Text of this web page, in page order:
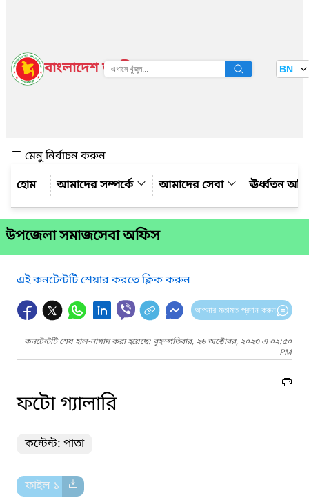
বাংলাদেশ জাতীয় তথ্য বাতায়ন BN
মেনু নির্বাচন করুন
আমাদের সম্পর্কে
আমাদের সেবা ঊর্ধ্বতন
উপজেলা সমাজসেবা অফিস
এই কনটেন্টটি শেয়ার করতে ক্লিক করুন
আপনার মতামত প্রদান করুন
কনটেন্টটি শেষ হাল-নাগাদ করা হয়েছে: বৃহস্পতিবার, ২৬ অক্টোবর, ২০২৩ এ ০২:৫০
PM
ফটো গ্যালারি
কন্টেন্ট: পাতা
ফাইল ১